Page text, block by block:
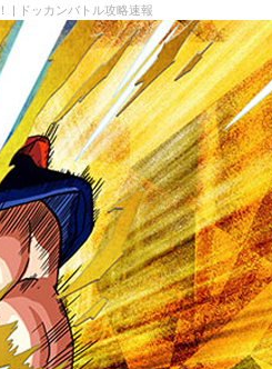
| ドッカンバトル攻略速報